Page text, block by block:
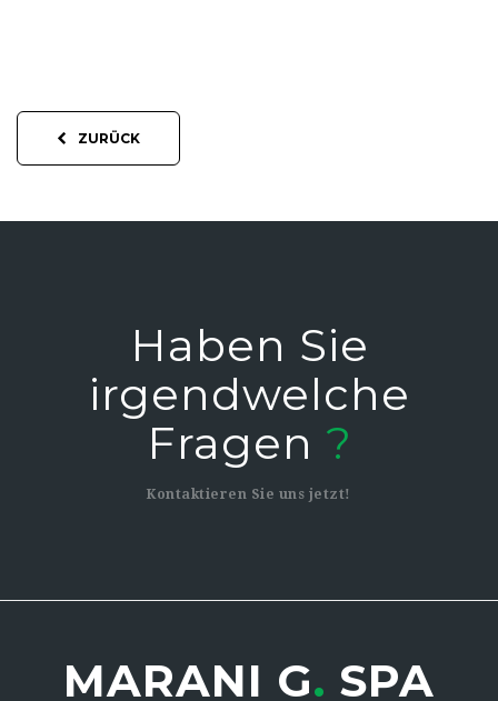
ZURÜCK
haben Sie
irgendwelche
Fragen ?
Kontaktieren Sie uns jetzt!
MARANI G. SPA